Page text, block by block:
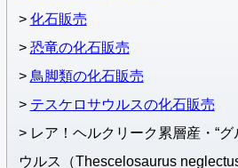
化石販売
恐竜の化石販売
鳥脚類の化石販売
テスケロサウルスの化石販売
レア！ヘルクリーク累層産・“
ウルス（Thescelosaurus